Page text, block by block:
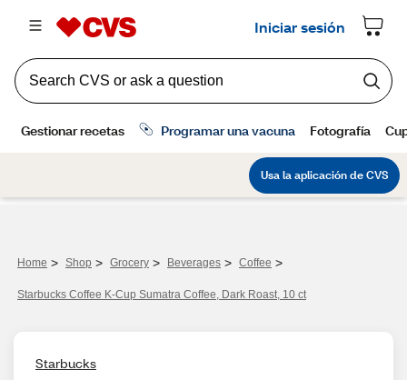
Home > Shop > Grocery > Beverages > Coffee >
Starbucks Coffee K-Cup Sumatra Coffee, Dark Roast, 10 ct
Starbucks